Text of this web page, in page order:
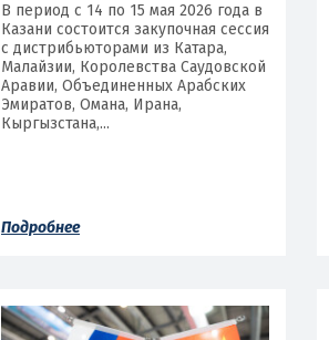
В период с 14 по 15 мая 2026 года в
Казани состоится закупочная сессия
с дистрибьюторами из Катара,
Малайзии, Королевства Саудовской
Аравии, Объединенных Арабских
Эмиратов, Омана, Ирана,
Кыргызстана,...
Подробнее